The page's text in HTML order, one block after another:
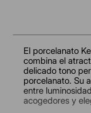
El porcelanato
combina el
delicado tono
porcelanato. Su
entre
acogedores y